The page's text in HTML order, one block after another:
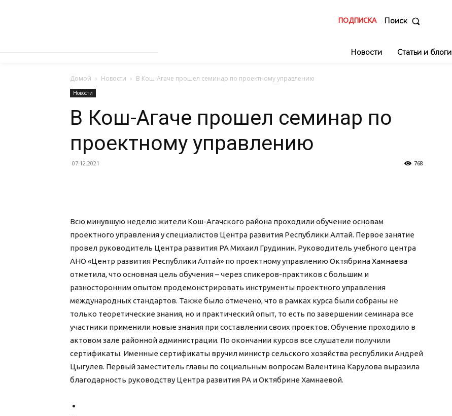
ПОДПИСКА Поиск
Новости Статьи и блоги
Домой Новости В Кош-Агаче прошел семинар по проектному управлению
Новости
В Кош-Агаче прошел семинар по
проектному управлению
07.12.2021 768
Всю минувшую неделю жители Кош-Агачского района проходили обучение основам
проектного управления у специалистов Центра развития Республики Алтай. Первое занятие
провел руководитель Центра развития РА Михаил Грудинин. Руководитель учебного центра
АНО «Центр развития Республики Алтай» по проектному управлению Октябрина Хамнаева
отметила, что основная цель обучения – через спикеров-практиков с большим и
разносторонним опытом продемонстрировать инструменты проектного управления
международных стандартов. Также было отмечено, что в рамках курса были собраны не
только теоретические знания, но и практический опыт, то есть по завершении семинара все
участники применили новые знания при составлении своих проектов. Обучение проходило в
актовом зале районной администрации. По окончании курсов все слушатели получили
сертификаты. Именные сертификаты вручил министр сельского хозяйства республики Андрей
Цыгулев. Первый заместитель главы по социальным вопросам Валентина Карулова выразила
благодарность руководству Центра развития РА и Октябрине Хамнаевой.